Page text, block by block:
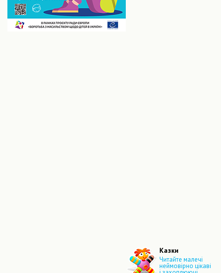
Казки
Читайте малечі
неймовірно цікаві